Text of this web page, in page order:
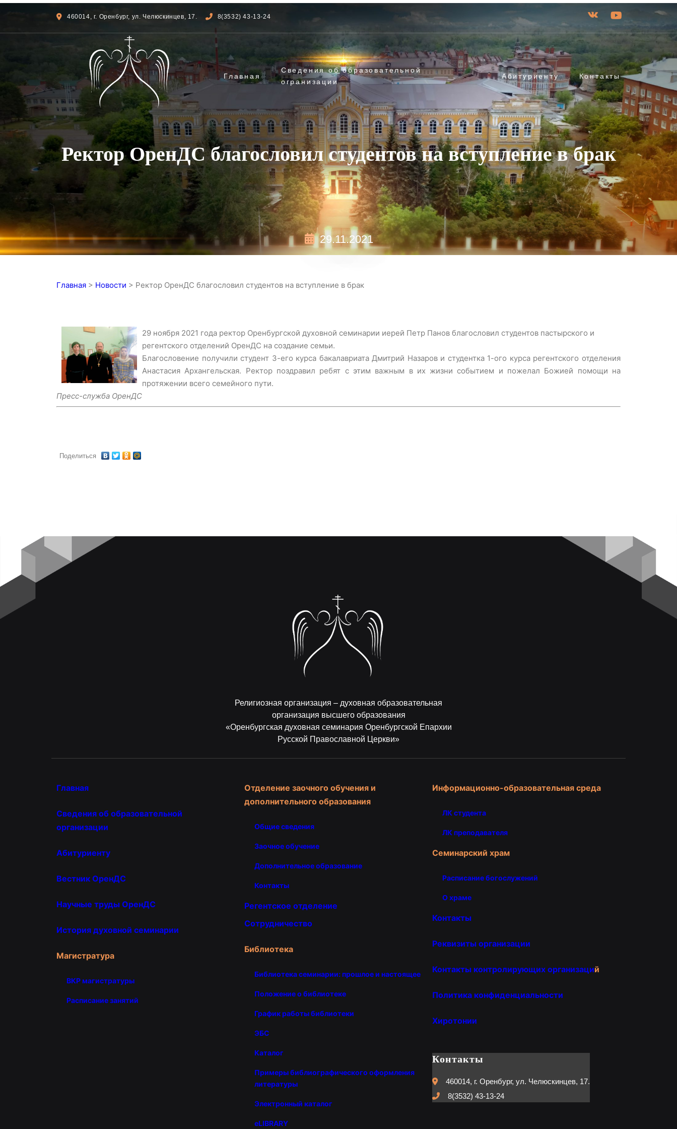
460014, г. Оренбург, ул. Челюскинцев, 17. 8(3532) 43-13-24
Главная
Сведения об образовательной
огранизации
Абитуриенту Контакты
Ректор ОренДС благословил студентов на вступление в брак
29.11.2021
Главная > Новости > Ректор ОренДС благословил студентов на вступление в брак
29 ноября 2021 года ректор Оренбургской духовной семинарии иерей Петр Панов благословил студентов пастырского и
регентского отделений ОренДС на создание семьи.
Благословение получили студент 3-его курса бакалавриата Дмитрий Назаров и студентка 1-ого курса регентского отделения
Анастасия Архангельская. Ректор поздравил ребят с этим важным в их жизни событием и пожелал Божией помощи на
протяжении всего семейного пути.
Пресс-служба ОренДС
Поделиться
Религиозная организация – духовная образовательная
организация высшего образования
«Оренбургская духовная семинария Оренбургской Епархии
Русской Православной Церкви»
Главная
Сведения об образовательной
организации
Абитуриенту
Вестник ОренДС
Научные труды ОренДС
История духовной семинарии
Магистратура
ВКР магистратуры
Расписание занятий
Отделение заочного обучения и
дополнительного образования
Общие сведения
Заочное обучение
Дополнительное образование
Контакты
Регентское отделение
Сотрудничество
Библиотека
Библиотека семинарии: прошлое и настоящее
Положение о библиотеке
График работы библиотеки
ЭБС
Каталог
Примеры библиографического оформления
литературы
Электронный каталог
eLIBRARY
Информационно-образовательная среда
ЛК студента
ЛК преподавателя
Семинарский храм
Расписание богослужений
О храме
Контакты
Реквизиты организации
Контакты контролирующих организаций
Политика конфиденциальности
Хиротонии
Контакты
460014, г. Оренбург, ул. Челюскинцев, 17.
8(3532) 43-13-24